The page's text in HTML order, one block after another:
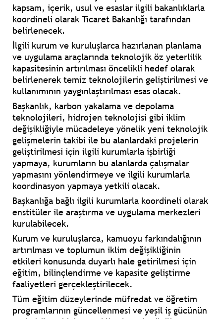
kapsam, içerik, usul ve esaslar ilgili bakanlıklarla
koordineli olarak Ticaret Bakanlığı tarafından
belirlenecek.
İlgili kurum ve kuruluşlarca hazırlanan planlama
ve uygulama araçlarında teknolojik öz yeterlilik
kapasitesinin artırılması öncelikli hedef olarak
belirlenerek temiz teknolojilerin geliştirilmesi ve
kullanımının yaygınlaştırılması esas olacak.
Başkanlık, karbon yakalama ve depolama
teknolojileri, hidrojen teknolojisi gibi iklim
değişikliğiyle mücadeleye yönelik yeni teknolojik
gelişmelerin takibi ile bu alanlardaki projelerin
geliştirilmesi için ilgili kurumlarla işbirliği
yapmaya, kurumların bu alanlarda çalışmalar
yapmasını yönlendirmeye ve ilgili kurumlarla
koordinasyon yapmaya yetkili olacak.
Başkanlığa bağlı ilgili kurumlarla koordineli olarak
enstitüler ile araştırma ve uygulama merkezleri
kurulabilecek.
Kurum ve kuruluşlarca, kamuoyu farkındalığının
artırılması ve toplumun iklim değişikliğinin
etkileri konusunda duyarlı hale getirilmesi için
eğitim, bilinçlendirme ve kapasite geliştirme
faaliyetleri gerçekleştirilecek.
Tüm eğitim düzeylerinde müfredat ve öğretim
programlarının güncellenmesi ve yeşil iş gücünün